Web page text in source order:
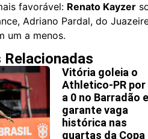
favorável: Renato Kayzer
Adriano Pardal, do
um a menos.
Vitória goleia o
Athletico-PR por
a 0 no Barradão e
garante vaga
histórica nas
quartas da Copa